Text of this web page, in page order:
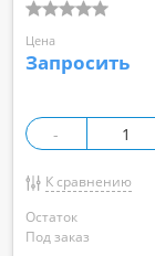
Цена
Запросить
-
К сравнению
Остаток
Под заказ